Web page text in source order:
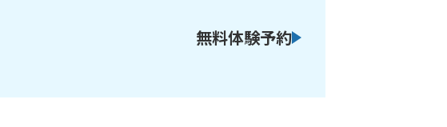
無料体験予約